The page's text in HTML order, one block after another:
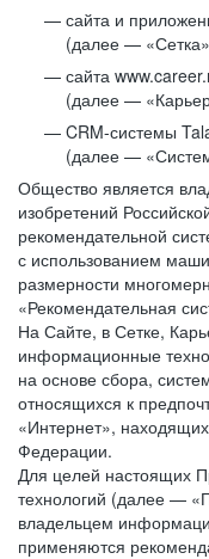
сайта и
(далее —
сайта
(далее —
CRM-системы
(далее —
Общество является
изобретений
рекомендательной
с использованием
размерности
«Рекомендательная
На Сайте, в Сетке,
информационные
на основе сбора,
относящихся к
«Интернет»,
Федерации.
Для целей настоящих
технологий (далее —
владельцем
применяются